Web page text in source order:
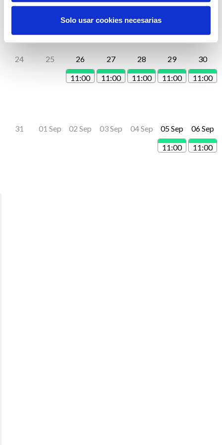
Solo usar cookies necesarias
11:00 11:00 11:00 11:00 11:00
24 25 26
11:00
27
11:00
28
11:00
29
11:00
30
11:00
31 01 Sep 02 Sep 03 Sep 04 Sep 05 Sep
11:00
06 Sep
11:00